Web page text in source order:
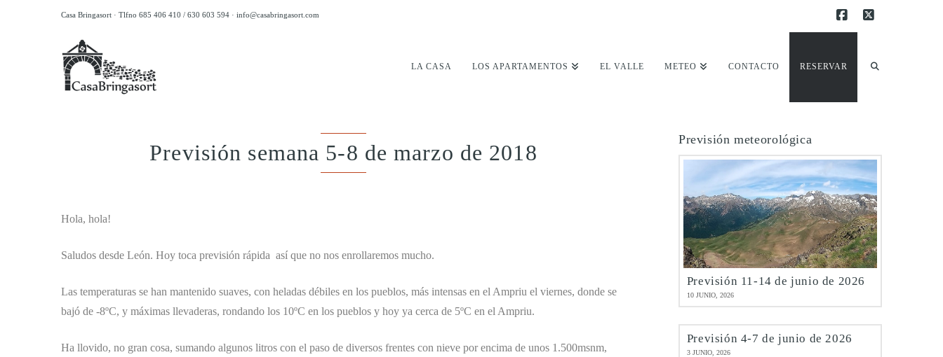
Casa Bringasort · Tlfno 685 406 410 / 630 603 594 · info@casabringasort.com
LA CASA LOS APARTAMENTOS EL VALLE METEO CONTACTO RESERVAR
Previsión semana 5-8 de marzo de 2018
Hola, hola!
Saludos desde León. Hoy toca previsión rápida así que no nos enrollaremos mucho.
Las temperaturas se han mantenido suaves, con heladas débiles en los pueblos, más intensas en el Ampriu el viernes, donde se
bajó de -8ºC, y máximas llevaderas, rondando los 10ºC en los pueblos y hoy ya cerca de 5ºC en el Ampriu.
Ha llovido, no gran cosa, sumando algunos litros con el paso de diversos frentes con nieve por encima de unos 1.500msnm,
Previsión meteorológica
Previsión 11-14 de junio de 2026
10 JUNIO, 2026
Previsión 4-7 de junio de 2026
3 JUNIO, 2026